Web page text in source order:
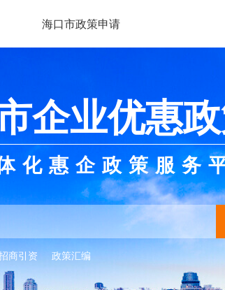
海口市政策申请
企业优惠
化惠企政策服务
商引资 政策汇编